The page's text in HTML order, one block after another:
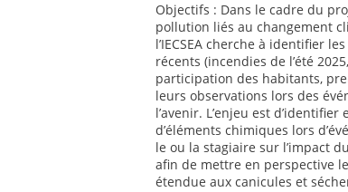
Objectifs : Dans le cadre du
pollution liés au changement
l’IECSEA cherche à identifier
récents (incendies de l’été
participation des habitants,
leurs observations lors des
l’avenir. L’enjeu est
d’éléments chimiques lors
le ou la stagiaire sur l’impact
afin de mettre en perspective
étendue aux canicules et